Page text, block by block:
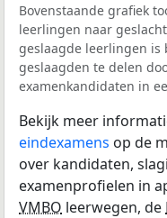
Bovenstaande grafiek
leerlingen naar
geslaagde leerlingen is
geslaagden te delen
examenkandidaten in
Bekijk meer
eindexamens op de
over kandidaten,
examenprofielen in
VMBO leerwegen, de